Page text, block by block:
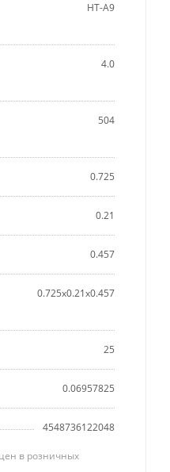
HT-A9
4.0
504
0.725
0.21
0.457
0.725x0.21x0.457
25
0.06957825
4548736122048
в розничных